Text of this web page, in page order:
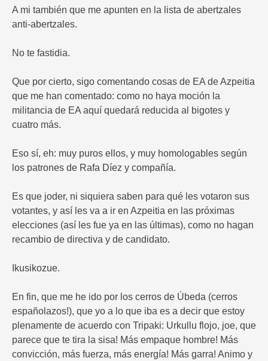
A mi también que me apunten en la lista de abertzales
anti-abertzales.
No te fastidia.
Que por cierto, sigo comentando cosas de EA de Azpeitia
que me han comentado: como no haya moción la
militancia de EA aquí quedará reducida al bigotes y
cuatro más.
Eso sí, eh: muy puros ellos, y muy homologables según
los patrones de Rafa Díez y compañía.
Es que joder, ni siquiera saben para qué les votaron sus
votantes, y así les va a ir en Azpeitia en las próximas
elecciones (así les fue ya en las últimas), como no hagan
recambio de directiva y de candidato.
Ikusikozue.
En fin, que me he ido por los cerros de Úbeda (cerros
españolazos!), que yo a lo que iba es a decir que estoy
plenamente de acuerdo con Tripaki: Urkullu flojo, joe, que
parece que te tira la sisa! Más empaque hombre! Más
convicción, más fuerza, más energía! Más garra! Animo y